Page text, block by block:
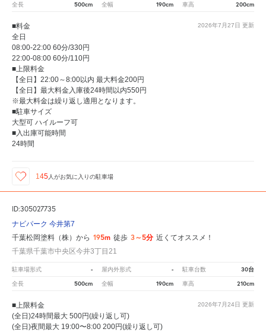
全長 500cm 全幅 190cm 車高 200cm
2026年7月27日 更新
■料金
全日
08:00-22:00 60分/330円
22:00-08:00 60分/110円
■上限料金
【全日】22:00～8:00以内 最大料金200円
【全日】最大料金入庫後24時間以内550円
※最大料金は繰り返し適用となります。
■駐車サイズ
大型可 ハイルーフ可
■入出庫可能時間
24時間
145 人がお気に入りの駐車場
ID:305027735
ナビパーク 今井第7
千葉松岡塗料（株）から 195m 徒歩 3～5分 近くてオススメ！
千葉県千葉市中央区今井3丁目21
駐車場形式 - 屋内外形式 - 駐車台数 30台
全長 500cm 全幅 190cm 車高 210cm
2026年7月24日 更新
■上限料金
(全日)24時間最大 500円(繰り返し可)
(全日)夜間最大 19:00〜8:00 200円(繰り返し可)